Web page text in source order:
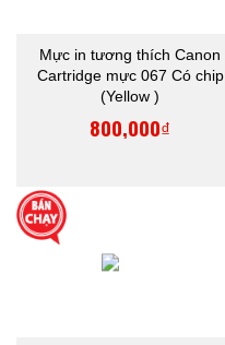
Mực in tương thích Canon
Cartridge mực 067 Có chip
(Yellow )
800,000₫